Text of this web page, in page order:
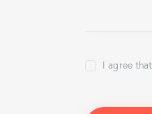
I agree